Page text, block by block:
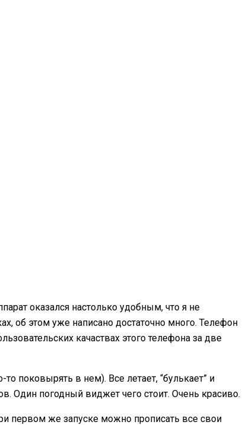
оказался настолько удобным, что я не
об этом уже написано достаточно много. Телефон
качаствах этого телефона за две
поковырять в нем). Все летает, “булькает” и
Один погодный виджет чего стоит. Очень красиво.
первом же запуске можно прописать все свои